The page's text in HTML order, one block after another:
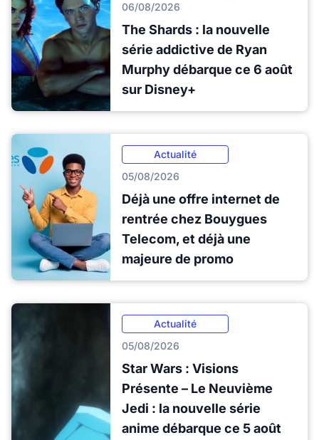
06/08/2026
The Shards : la nouvelle
série addictive de Ryan
Murphy débarque ce 6 août
sur Disney+
Actualité
05/08/2026
Déjà une offre internet de
rentrée chez Bouygues
Telecom, et déjà une
majeure de promo
Actualité
05/08/2026
Star Wars : Visions
Présente – Le Neuvième
Jedi : la nouvelle série
anime débarque ce 5 août